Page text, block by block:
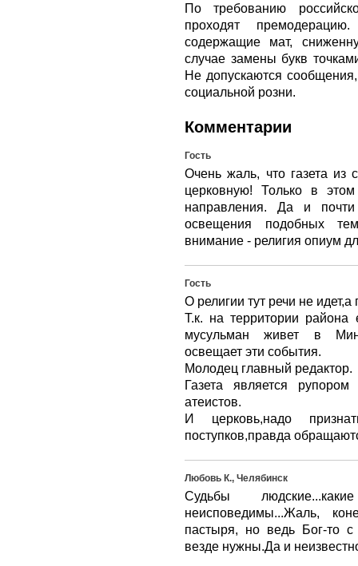
По требованию
проходят
содержащие мат,
случае замены букв
Не допускаются
социальной розни.
Комментарии
Гость
Очень жаль, что газета из
церковную! Только в этом
направления. Да и
освещения подобных
внимание - религия опиум
Гость
О религии тут речи не
Т.к. на территории района
мусульман живет в
освещает эти события.
Молодец главный редактор.
Газета является
атеистов.
И церковь,надо
поступков,правда
Любовь К., Челябинск
Судьбы
неисповедимы...Жаль,
пастыря, но ведь Бог-то
везде нужны.Да и